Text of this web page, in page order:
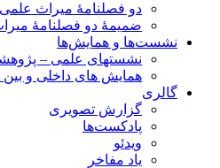
دو فصلنامۀ میراث علمی
ضمیمۀ دو فصلنامۀ
نشست‌ها و همایش‌ها
نشستهای علمی –
همایش های داخلی و بین
گالری
گزارش تصویری
پادکست‌ها
ویدئو
یاد مفاخر